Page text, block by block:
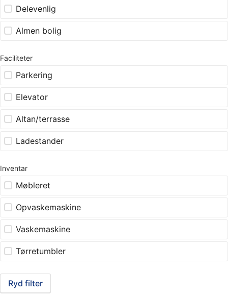
Delevenlig
Almen bolig
Faciliteter
Parkering
Elevator
Altan/terrasse
Ladestander
Inventar
Møbleret
Opvaskemaskine
Vaskemaskine
Tørretumbler
Ryd filter